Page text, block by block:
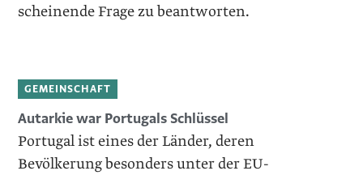
scheinende Frage zu beantworten.
GEMEINSCHAFT
Autarkie war Portugals Schlüssel
Portugal ist eines der Länder, deren
Bevölkerung besonders unter der EU-